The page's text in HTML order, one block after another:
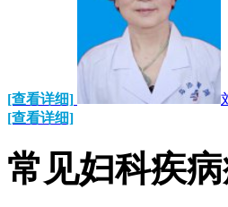
[查看详细]
[查看详细]
常见妇科疾